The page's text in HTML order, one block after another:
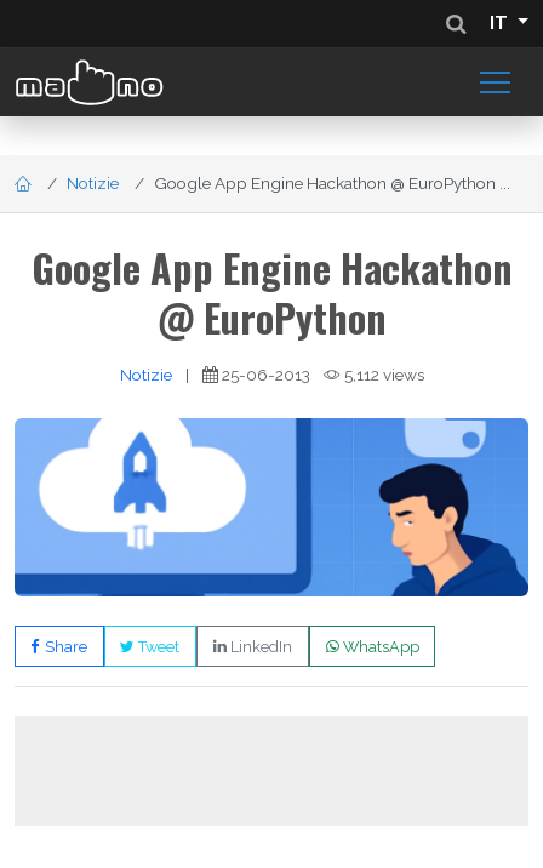
IT
Notizie Google App Engine Hackathon @ EuroPython ...
Google App Engine Hackathon
@ EuroPython
Notizie | 25-06-2013 5,112 views
Share Tweet LinkedIn WhatsApp